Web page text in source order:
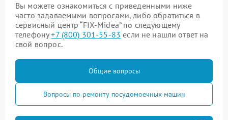
Вы можете ознакомиться с приведенными ниже
часто задаваемыми вопросами, либо обратиться в
сервисный центр “FIX-Midea” по следующему
телефону+7 (800) 301-55-83 если не нашли ответ на
свой вопрос.
Общие вопросы
Вопросы по ремонту посудомоечных машин